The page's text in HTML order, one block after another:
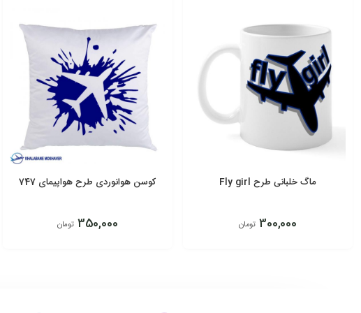
ماگ خلبانی طرح Fly girl
300,000 تومان
کوسن هوانوردی طرح هواپیمای 747
350,000 تومان